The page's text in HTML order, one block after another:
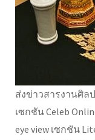
ส่งข่าวสารงานศิลป
เซกชัน Celeb
eye view เซกชัน